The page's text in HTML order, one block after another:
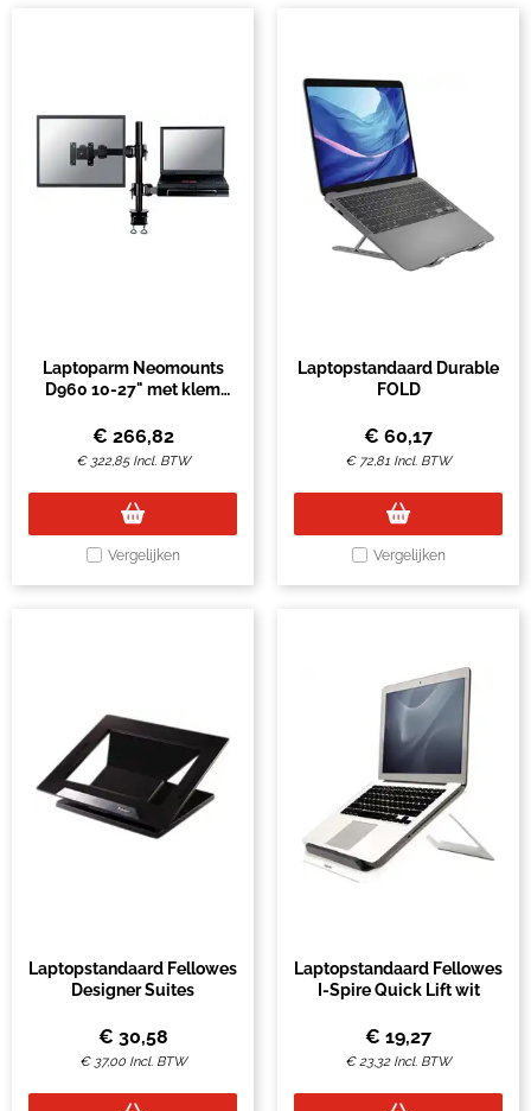
Laptoparm Neomounts
D960 10-27" met klem
€ 266,82
€ 322,85 Incl. BTW
Vergelijken
Laptopstandaard Durable
FOLD
€ 60,17
€ 72,81 Incl. BTW
Vergelijken
Laptopstandaard Fellowes
Designer Suites
€ 30,58
€ 37,00 Incl. BTW
Laptopstandaard Fellowes
I-Spire Quick Lift wit
€ 19,27
€23,32 Incl. BTW